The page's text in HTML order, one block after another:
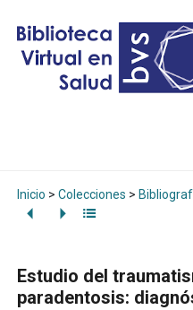
Inicio > Colecciones >
Estudio del
paradentosis: